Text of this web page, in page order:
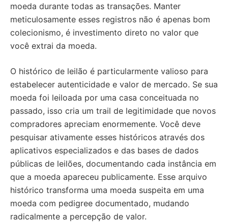
moeda durante todas as transações. Manter
meticulosamente esses registros não é apenas bom
colecionismo, é investimento direto no valor que
você extrai da moeda.
O histórico de leilão é particularmente valioso para
estabelecer autenticidade e valor de mercado. Se sua
moeda foi leiloada por uma casa conceituada no
passado, isso cria um trail de legitimidade que novos
compradores apreciam enormemente. Você deve
pesquisar ativamente esses históricos através dos
aplicativos especializados e das bases de dados
públicas de leilões, documentando cada instância em
que a moeda apareceu publicamente. Esse arquivo
histórico transforma uma moeda suspeita em uma
moeda com pedigree documentado, mudando
radicalmente a percepção de valor.